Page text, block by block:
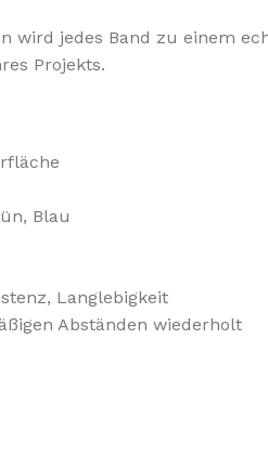
wird jedes Band zu einem
Projekts.
Blau
Langlebigkeit
Abständen wiederholt